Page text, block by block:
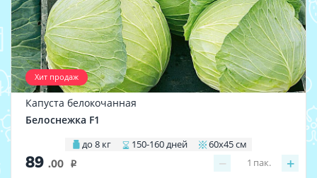
Хит продаж
Капуста белокочанная
Белоснежка F1
до 8 кг 150-160 дней 60х45 см
89 .00 i − +
1 пак.